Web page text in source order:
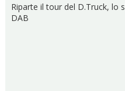
Riparte il tour del D.Truck,
DAB